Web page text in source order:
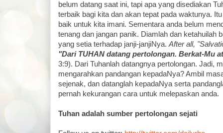
belum datang saat ini, tapi apa yang disediakan
terbaik bagi kita dan akan tepat pada waktunya.
baik untuk kita imani. Sementara anda belum
tenang dan jangan panik. Diamlah dan ketahuilah
yang setia terhadap janji-janjiNya. After all,
"Dari TUHAN datang pertolongan. Berkat-Mu
3:9). Dari Tuhanlah datangnya pertolongan. Jadi,
mengarahkan pandangan kepadaNya? Ambil
sejenak, dan datanglah kepadaNya serta
pernah kekurangan cara untuk melepaskan anda.
Tuhan adalah sumber pertolongan sejati